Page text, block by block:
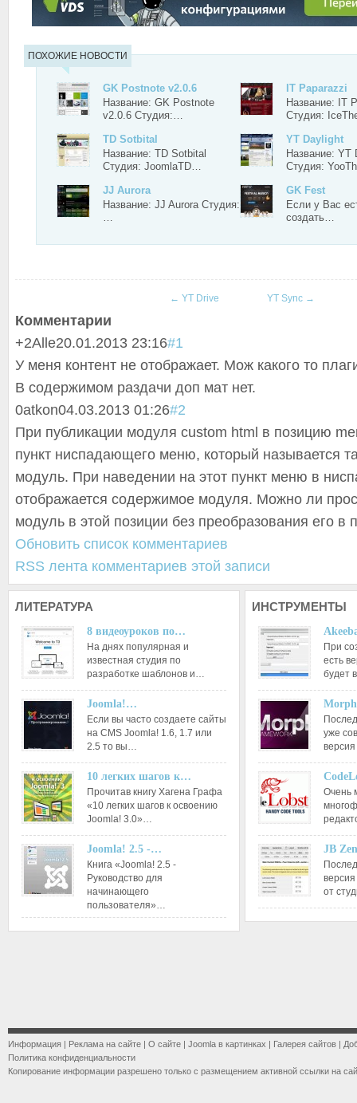
СКАЧАТЬ ЗЕРКАЛО ЗЕРКАЛО №2
ПОХОЖИЕ НОВОСТИ
GK Postnote v2.0.6
Название: GK Postnote
v2.0.6 Студия:…
IT Paparazzi
Название: IT
Студия:
TD Sotbital
Название: TD Sotbital
Студия: JoomlaTD…
YT Daylight
Название: YT
Студия:
JJ Aurora
Название: JJ Aurora Студия:
…
GK Fest
Если у Вас
создать…
← YT Drive YT Sync →
Комментарии
+2Alle20.01.2013 23:16#1
У меня контент не отображает. Мож какого то
В содержимом раздачи доп мат нет.
0atkon04.03.2013 01:26#2
При публикации модуля custom html в позицию
пункт ниспадающего меню, который называется
модуль. При наведении на этот пункт меню в
отображается содержимое модуля. Можно ли
модуль в этой позиции без преобразования его в
Обновить список комментариев
RSS лента комментариев этой записи
ЛИТЕРАТУРА
8 видеоуроков по…
На днях популярная и
известная студия по
разработке шаблонов и…
Joomla!…
Если вы часто создаете сайты
на CMS Joomla! 1.6, 1.7 или
2.5 то вы…
10 легких шагов к…
Прочитав книгу Хагена Графа
«10 легких шагов к освоению
Joomla! 3.0»…
Joomla! 2.5 -…
Книга «Joomla! 2.5 -
Руководство для
начинающего
пользователя»…
ИНСТРУМЕНТЫ
При
есть
будет
уже
Очень
JB
от
Информация | Реклама на сайте | О сайте | Joomla в картинках | Галерея сайтов |
Политика конфиденциальности
Копирование информации разрешено только с размещением активной ссылки на